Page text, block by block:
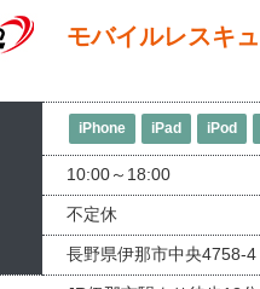
モバイルレスキ
iPhone iPad iPod
10:00～18:00
不定休
長野県伊那市中央4758-4